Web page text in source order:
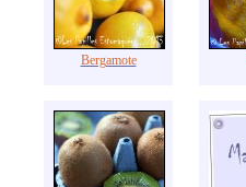
Bergamote